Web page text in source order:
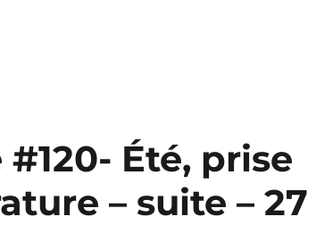
Été, prise
– suite – 27